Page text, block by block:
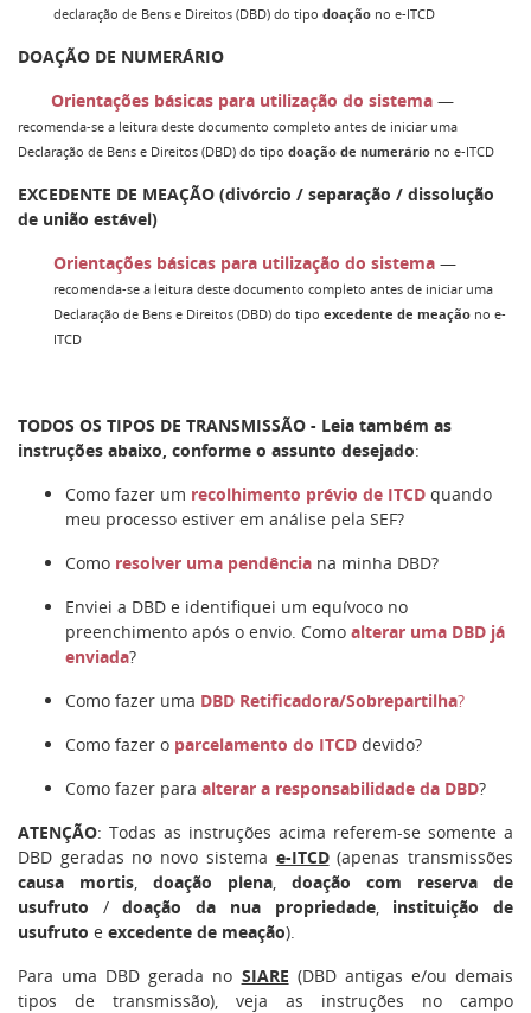
declaração de Bens e Direitos (DBD) do tipo doação no e-ITCD
DOAÇÃO DE NUMERÁRIO
Orientações básicas para utilização do sistema —
recomenda-se a leitura deste documento completo antes de iniciar uma
Declaração de Bens e Direitos (DBD) do tipo doação de numerário no e-ITCD
EXCEDENTE DE MEAÇÃO (divórcio / separação / dissolução
de união estável)
Orientações básicas para utilização do sistema —
recomenda-se a leitura deste documento completo antes de iniciar uma
Declaração de Bens e Direitos (DBD) do tipo excedente de meação no e-
ITCD
TODOS OS TIPOS DE TRANSMISSÃO - Leia também as
instruções abaixo, conforme o assunto desejado:
Como fazer um recolhimento prévio de ITCD quando
meu processo estiver em análise pela SEF?
Como resolver uma pendência na minha DBD?
Enviei a DBD e identifiquei um equívoco no
preenchimento após o envio. Como alterar uma DBD já
enviada?
Como fazer uma DBD Retificadora/Sobrepartilha?
Como fazer o parcelamento do ITCD devido?
Como fazer para alterar a responsabilidade da DBD?
ATENÇÃO: Todas as instruções acima referem-se somente a
DBD geradas no novo sistema e-ITCD (apenas transmissões
causa mortis, doação plena, doação com reserva de
usufruto /doação da nua propriedade, instituição de
usufruto e excedente de meação).
Para uma DBD gerada no SIARE (DBD antigas e/ou demais
tipos de transmissão), veja as instruções no campo